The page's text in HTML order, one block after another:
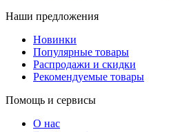
Наши предложения
Новинки
Популярные товары
Распродажи и скидки
Рекомендуемые товары
Помощь и сервисы
О нас